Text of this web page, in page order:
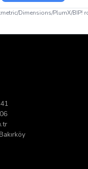
Dimensions/PlumX/BIP!